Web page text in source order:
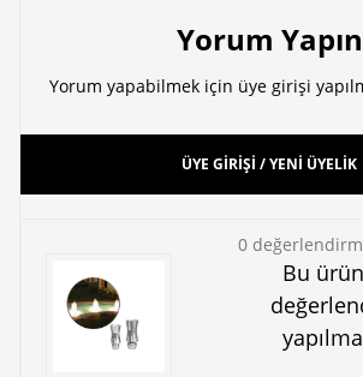
Yorum Yapın
Yorum yapabilmek için üye girişi
ÜYE GİRİŞİ / YENİ ÜYELİK
0
Bu